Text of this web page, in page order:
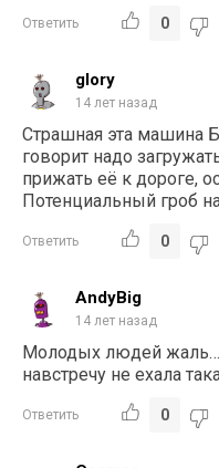
Ответить 0
glory
14 лет назад
Страшная эта машина
говорит надо
прижать её к дороге,
Потенциальный гроб
Ответить 0
AndyBig
14 лет назад
Молодых людей жаль…
навстречу не ехала
Ответить 0